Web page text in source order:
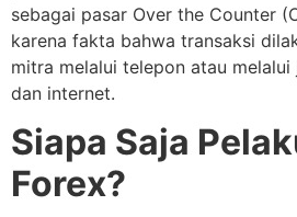
sebagai pasar Over the Counter
karena fakta bahwa transaksi
mitra melalui telepon atau
dan internet.
Siapa Saja
Forex?